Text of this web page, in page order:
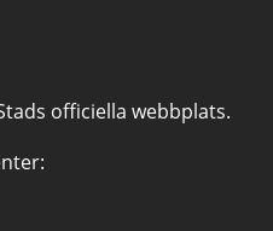
officiella webbplats.